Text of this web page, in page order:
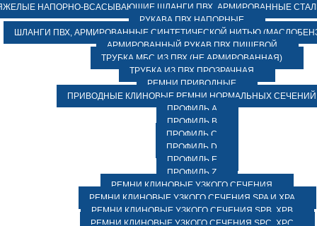
НАПОРНО-ВСАСЫВАЮЩИЕ ШЛАНГИ ПВХ, АРМИРОВАННЫЕ
РУКАВА ПВХ НАПОРНЫЕ
ШЛАНГИ ПВХ, АРМИРОВАННЫЕ СИНТЕТИЧЕСКОЙ НИТЬЮ
АРМИРОВАННЫЙ РУКАВ ПВХ ПИЩЕВОЙ
ТРУБКА МБС ИЗ ПВХ (НЕ АРМИРОВАННАЯ)
ТРУБКА ИЗ ПВХ ПРОЗРАЧНАЯ
РЕМНИ ПРИВОДНЫЕ
ПРИВОДНЫЕ КЛИНОВЫЕ РЕМНИ НОРМАЛЬНЫХ СЕЧЕНИЙ
ПРОФИЛЬ A
ПРОФИЛЬ B
ПРОФИЛЬ C
ПРОФИЛЬ D
ПРОФИЛЬ E
ПРОФИЛЬ Z
РЕМНИ КЛИНОВЫЕ УЗКОГО СЕЧЕНИЯ
РЕМНИ КЛИНОВЫЕ УЗКОГО СЕЧЕНИЯ SPA И XPA
РЕМНИ КЛИНОВЫЕ УЗКОГО СЕЧЕНИЯ SPB, XPB
РЕМНИ КЛИНОВЫЕ УЗКОГО СЕЧЕНИЯ SPC, XPC